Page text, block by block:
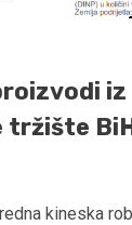
iz
tržište
kineska